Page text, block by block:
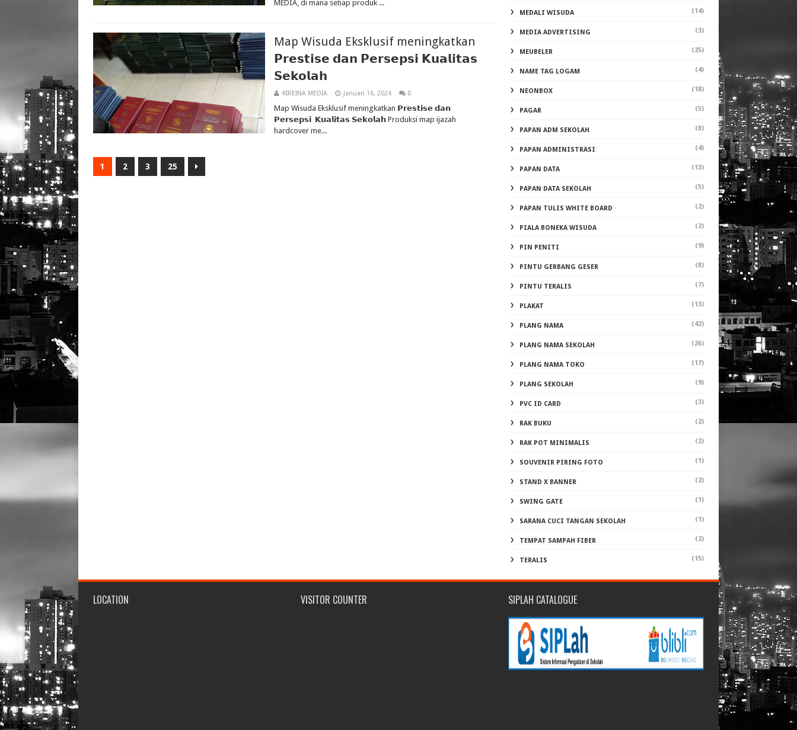
MEDIA, di mana setiap produk ...
Map Wisuda Eksklusif meningkatkan
𝗣𝗿𝗲𝘀𝘁𝗶𝘀𝗲 𝗱𝗮𝗻 𝗣𝗲𝗿𝘀𝗲𝗽𝘀𝗶 𝗞𝘂𝗮𝗹𝗶𝘁𝗮𝘀
𝗦𝗲𝗸𝗼𝗹𝗮𝗵
KIREINA MEDIA Januari 16, 2024 0
Map Wisuda Eksklusif meningkatkan 𝗣𝗿𝗲𝘀𝘁𝗶𝘀𝗲 𝗱𝗮𝗻
𝗣𝗲𝗿𝘀𝗲𝗽𝘀𝗶 𝗞𝘂𝗮𝗹𝗶𝘁𝗮𝘀 𝗦𝗲𝗸𝗼𝗹𝗮𝗵 Produksi map ijazah
hardcover me...
1 2 3 25
MEDALI WISUDA (14)
MEDIA ADVERTISING (3)
MEUBELER (25)
NAME TAG LOGAM (4)
NEONBOX (18)
PAGAR (5)
PAPAN ADM SEKOLAH (8)
PAPAN ADMINISTRASI (4)
PAPAN DATA (13)
PAPAN DATA SEKOLAH (5)
PAPAN TULIS WHITE BOARD (2)
PIALA BONEKA WISUDA (2)
PIN PENITI (9)
PINTU GERBANG GESER (8)
PINTU TERALIS (7)
PLAKAT (13)
PLANG NAMA (42)
PLANG NAMA SEKOLAH (26)
PLANG NAMA TOKO (17)
PLANG SEKOLAH (9)
PVC ID CARD (3)
RAK BUKU (2)
RAK POT MINIMALIS (2)
SOUVENIR PIRING FOTO (1)
STAND X BANNER (2)
SWING GATE (1)
SARANA CUCI TANGAN SEKOLAH (1)
TEMPAT SAMPAH FIBER (2)
TERALIS (15)
LOCATION VISITOR COUNTER SIPLAH CATALOGUE